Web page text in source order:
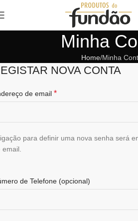
Minha
Home Minha
NOVA CONTA
de email *
para definir uma nova senha será
email.
de Telefone (opcional)